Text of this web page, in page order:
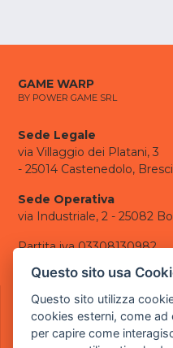
GAME WARP
BY POWER GAME SRL
Sede Legale
via Villaggio dei Platani, 3
- 25014 Castenedolo,
Sede Operativa
via Industriale, 2 - 25082
Partita iva 03308130982
Cod. SDI: USAL8PV
CONTATTI
e-mail:info@powergame.it
tel.: +39 030 376 2377
Questo sito usa
Questo sito utilizza
cookies esterni, come
per capire come